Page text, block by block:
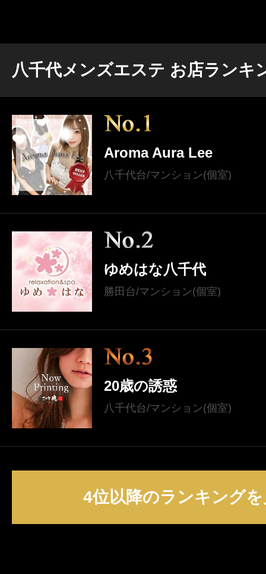
八千代メンズエステ お店ランキ
Aroma Aura Lee
八千代台/マンション(個室)
ゆめはな八千代
勝田台/マンション(個室)
20歳の誘惑
八千代台/マンション(個室)
4位以降のランキング